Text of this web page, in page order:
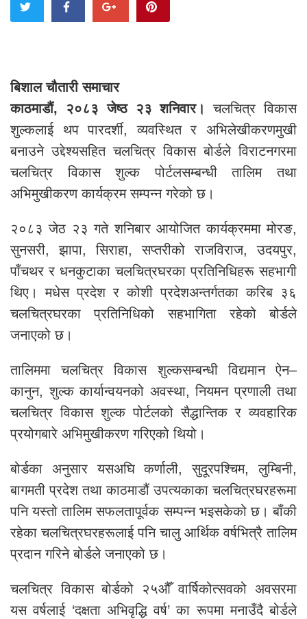
बिशाल चौतारी समाचार
काठमाडौं, २०८३ जेष्ठ २३ शनिवार।
चलचित्र विकास
शुल्कलाई थप पारदर्शी, व्यवस्थित र अभिलेखीकरणमुखी
बनाउने उद्देश्यसहित चलचित्र विकास बोर्डले विराटनगरमा
चलचित्र विकास शुल्क पोर्टलसम्बन्धी तालिम तथा
अभिमुखीकरण कार्यक्रम सम्पन्न गरेको छ।
२०८३ जेठ २३ गते शनिबार आयोजित कार्यक्रममा मोरङ,
सुनसरी, झापा, सिराहा, सप्तरीको राजविराज, उदयपुर,
पाँचथर र धनकुटाका चलचित्रघरका प्रतिनिधिहरू सहभागी
थिए। मधेस प्रदेश र कोशी प्रदेशअन्तर्गतका करिब ३६
चलचित्रघरका प्रतिनिधिको सहभागिता रहेको बोर्डले
जनाएको छ।
तालिममा चलचित्र विकास शुल्कसम्बन्धी विद्यमान ऐन–
कानुन, शुल्क कार्यान्वयनको अवस्था, नियमन प्रणाली तथा
चलचित्र विकास शुल्क पोर्टलको सैद्धान्तिक र व्यवहारिक
प्रयोगबारे अभिमुखीकरण गरिएको थियो।
बोर्डका अनुसार यसअघि कर्णाली, सुदूरपश्चिम, लुम्बिनी,
बागमती प्रदेश तथा काठमाडौं उपत्यकाका चलचित्रघरहरूमा
पनि यस्तो तालिम सफलतापूर्वक सम्पन्न भइसकेको छ। बाँकी
रहेका चलचित्रघरहरूलाई पनि चालु आर्थिक वर्षभित्रै तालिम
प्रदान गरिने बोर्डले जनाएको छ।
चलचित्र विकास बोर्डको २५औँ वार्षिकोत्सवको अवसरमा
यस वर्षलाई ‘दक्षता अभिवृद्धि वर्ष’ का रूपमा मनाउँदै बोर्डले